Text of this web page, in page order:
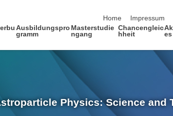
Home
Impressum
Ausbildungspro
gramm
Masterstudie
ngang
Chancengleic
hheit
es
Physics: Science and